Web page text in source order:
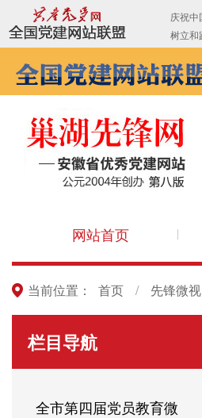
网站首页
当前位置： 首页 / 先锋微视
栏目导航
全市第四届党员教育微